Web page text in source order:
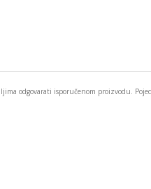
odgovarati isporučenom proizvodu.